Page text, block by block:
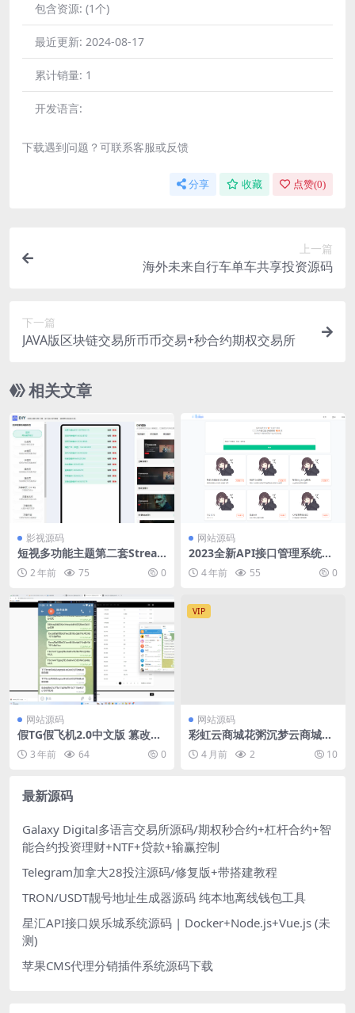
包含资源: (1个)
最近更新: 2024-08-17
累计销量: 1
开发语言:
下载遇到问题？可联系客服或反馈
分享 收藏 点赞(0)
上一篇
海外未来自行车单车共享投资源码
下一篇
JAVA版区块链交易所币币交易+秒合约期权交易所
相关文章
影视源码
短视多功能主题第二套Strea
mlab | 苹果CMS | 首发
2 年前 75 0
网站源码
2023全新API接口管理系统PH
P程序源码 | 多用户端 | 多模
板 4 年前 55 0
网站源码
假TG假飞机2.0中文版 篡改钱
包地址 支持篡改三链 带搭建
教程3 年前 64 0
VIP
网站源码
彩虹云商城花粥沉梦云商城免
费源码前端用户后台美化版源
码免费下载
4 月前 2 10
最新源码
Galaxy Digital多语言交易所源码/期权秒合约+杠杆合约+智
能合约投资理财+NTF+贷款+输赢控制
Telegram加拿大28投注源码/修复版+带搭建教程
TRON/USDT靓号地址生成器源码 纯本地离线钱包工具
星汇API接口娱乐城系统源码 | Docker+Node.js+Vue.js (未
测)
苹果CMS代理分销插件系统源码下载